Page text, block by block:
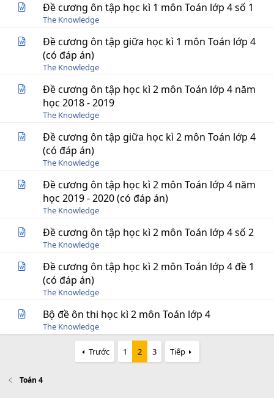
Đề cương ôn tập học kì 1 môn Toán lớp 4 số 1
The Knowledge
Đề cương ôn tập giữa học kì 1 môn Toán lớp 4
(có đáp án)
The Knowledge
Đề cương ôn tập học kì 2 môn Toán lớp 4 năm
học 2018 - 2019
The Knowledge
Đề cương ôn tập giữa học kì 2 môn Toán lớp 4
(có đáp án)
The Knowledge
Đề cương ôn tập học kì 2 môn Toán lớp 4 năm
học 2019 - 2020 (có đáp án)
The Knowledge
Đề cương ôn tập học kì 2 môn Toán lớp 4 số 2
The Knowledge
Đề cương ôn tập học kì 2 môn Toán lớp 4 đề 1
(có đáp án)
The Knowledge
Bộ đề ôn thi học kì 2 môn Toán lớp 4
The Knowledge
Trước 1 2 3 Tiếp
Toán 4